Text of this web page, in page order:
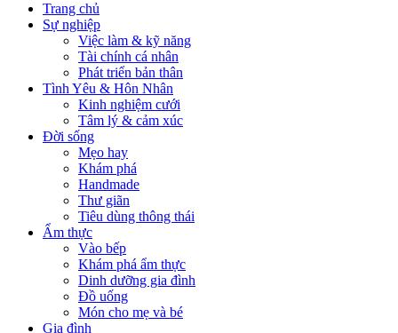
Trang chủ
Sự nghiệp
Việc làm & kỹ năng
Tài chính cá nhân
Phát triển bản thân
Tình Yêu & Hôn Nhân
Kinh nghiệm cưới
Tâm lý & cảm xúc
Đời sống
Mẹo hay
Khám phá
Handmade
Thư giãn
Tiêu dùng thông thái
Ẩm thực
Vào bếp
Khám phá ẩm thực
Dinh dưỡng gia đình
Đồ uống
Món cho mẹ và bé
Gia đình